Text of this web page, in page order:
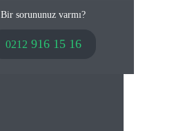
Bir sorununuz varmı?
0212 916 15 16